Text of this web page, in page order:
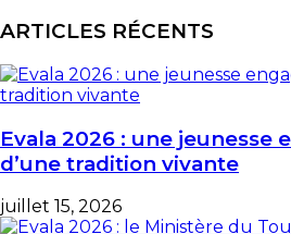
ARTICLES RÉCENTS
Evala 2026 : une jeunesse
d’une tradition vivante
juillet 15, 2026